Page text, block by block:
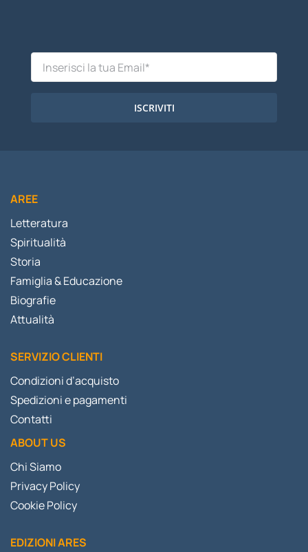
ISCRIVITI
AREE
Letteratura
Spiritualità
Storia
Famiglia & Educazione
Biografie
Attualità
SERVIZIO CLIENTI
Condizioni d’acquisto
Spedizioni e pagamenti
Contatti
ABOUT US
Chi Siamo
Privacy Policy
Cookie Policy
EDIZIONI ARES